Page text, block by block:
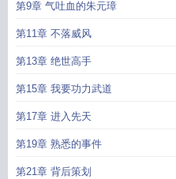
第9章 气吐血的朱元璋
第11章 不落威风
第13章 绝世高手
第15章 我要功力武道
第17章 进入先天
第19章 熟悉的事件
第21章 背后策划